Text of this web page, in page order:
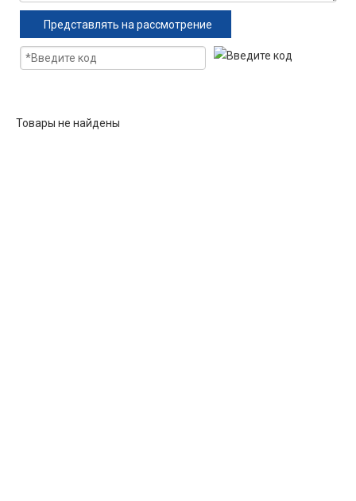
Представлять на рассмотрение
Товары не найдены